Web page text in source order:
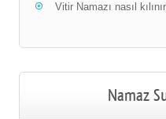
Vitir Namazı nasıl
Namaz